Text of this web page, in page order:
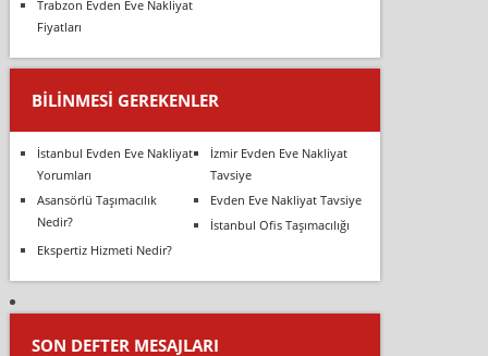
Trabzon Evden Eve Nakliyat
Fiyatları
BILINMESI GEREKENLER
İstanbul Evden Eve Nakliyat
Yorumları
İzmir Evden Eve Nakliyat
Tavsiye
Asansörlü Taşımacılık
Nedir?
Evden Eve Nakliyat Tavsiye
İstanbul Ofis Taşımacılığı
Ekspertiz Hizmeti Nedir?
SON DEFTER MESAJLARI